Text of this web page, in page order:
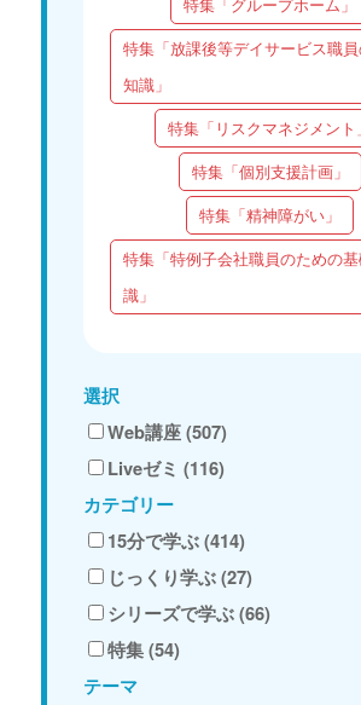
特集「放課後等デイサービス職
知識」
特集「リスクマネジメント
特集「個別支援計画」
特集「精神障がい」
特集「特例子会社職員のための
識」
選択
Web講座 (507)
Liveゼミ (116)
カテゴリー
15分で学ぶ (414)
じっくり学ぶ (27)
シリーズで学ぶ (66)
特集 (54)
テーマ